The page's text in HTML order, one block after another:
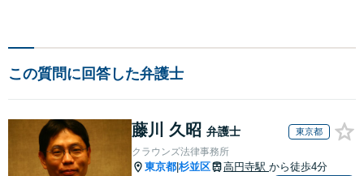
この質問に回答した弁護士
藤川 久昭 弁護士 東京都
クラウンズ法律事務所
東京都 杉並区 高円寺駅 から徒歩4分